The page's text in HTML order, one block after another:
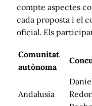
compte aspectes
cada proposta i el
oficial. Els
Comunitat
autònoma
Andalusia